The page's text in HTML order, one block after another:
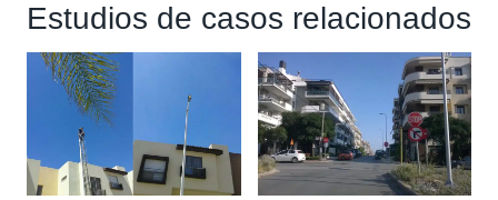
Estudios de casos relacionados